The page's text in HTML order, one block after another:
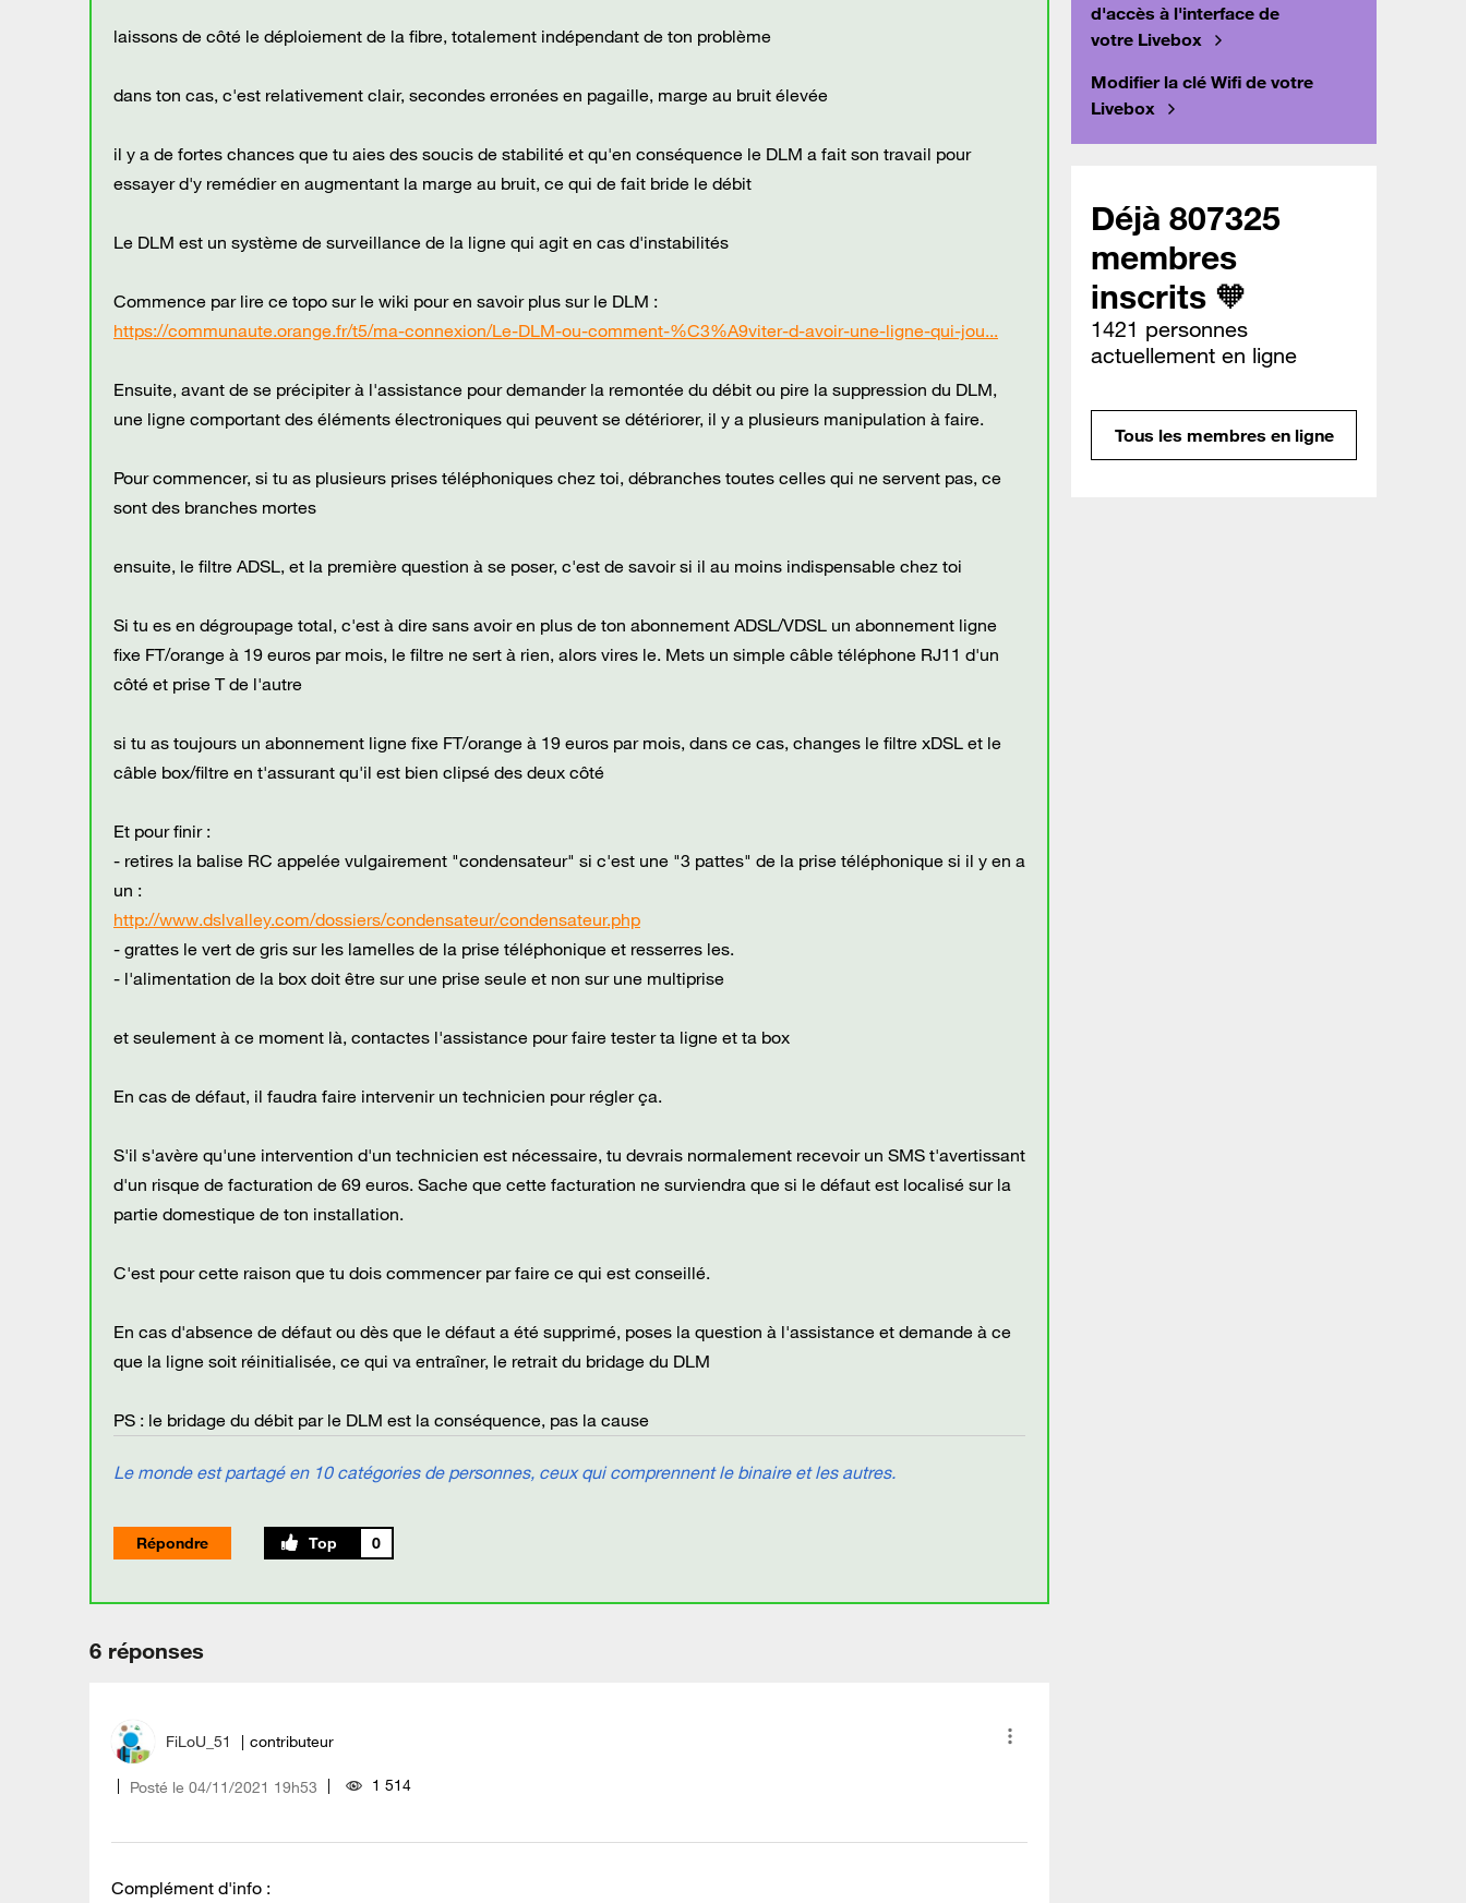
laissons de côté le déploiement de la fibre, totalement indépendant de ton problème
dans ton cas, c'est relativement clair, secondes erronées en pagaille, marge au bruit élevée
il y a de fortes chances que tu aies des soucis de stabilité et qu'en conséquence le DLM a fait son travail pour
essayer d'y remédier en augmentant la marge au bruit, ce qui de fait bride le débit
Le DLM est un système de surveillance de la ligne qui agit en cas d'instabilités
Commence par lire ce topo sur le wiki pour en savoir plus sur le DLM :
https://communaute.orange.fr/t5/ma-connexion/Le-DLM-ou-comment-%C3%A9viter-d-avoir-une-ligne-qui-jou...
Ensuite, avant de se précipiter à l'assistance pour demander la remontée du débit ou pire la suppression du DLM,
une ligne comportant des éléments électroniques qui peuvent se détériorer, il y a plusieurs manipulation à faire.
Pour commencer, si tu as plusieurs prises téléphoniques chez toi, débranches toutes celles qui ne servent pas, ce
sont des branches mortes
ensuite, le filtre ADSL, et la première question à se poser, c'est de savoir si il au moins indispensable chez toi
Si tu es en dégroupage total, c'est à dire sans avoir en plus de ton abonnement ADSL/VDSL un abonnement ligne
fixe FT/orange à 19 euros par mois, le filtre ne sert à rien, alors vires le. Mets un simple câble téléphone RJ11 d'un
côté et prise T de l'autre
si tu as toujours un abonnement ligne fixe FT/orange à 19 euros par mois, dans ce cas, changes le filtre xDSL et le
câble box/filtre en t'assurant qu'il est bien clipsé des deux côté
Et pour finir :
- retires la balise RC appelée vulgairement "condensateur" si c'est une "3 pattes" de la prise téléphonique si il y en a
un :
http://www.dslvalley.com/dossiers/condensateur/condensateur.php
- grattes le vert de gris sur les lamelles de la prise téléphonique et resserres les.
- l'alimentation de la box doit être sur une prise seule et non sur une multiprise
et seulement à ce moment là, contactes l'assistance pour faire tester ta ligne et ta box
En cas de défaut, il faudra faire intervenir un technicien pour régler ça.
S'il s'avère qu'une intervention d'un technicien est nécessaire, tu devrais normalement recevoir un SMS t'avertissant
d'un risque de facturation de 69 euros. Sache que cette facturation ne surviendra que si le défaut est localisé sur la
partie domestique de ton installation.
C'est pour cette raison que tu dois commencer par faire ce qui est conseillé.
En cas d'absence de défaut ou dès que le défaut a été supprimé, poses la question à l'assistance et demande à ce
que la ligne soit réinitialisée, ce qui va entraîner, le retrait du bridage du DLM
PS : le bridage du débit par le DLM est la conséquence, pas la cause
Le monde est partagé en 10 catégories de personnes, ceux qui comprennent le binaire et les autres.
Répondre 0
6 réponses
FiLoU_51 contributeur
Posté le ‎04/11/2021 19h53 1 514
Complément d'info :
d'accès à l'interface de
votre Livebox
Modifier la clé Wifi de votre
Livebox
Déjà 807325
membres
inscrits 🧡
1421 personnes
actuellement en ligne
Tous les membres en ligne